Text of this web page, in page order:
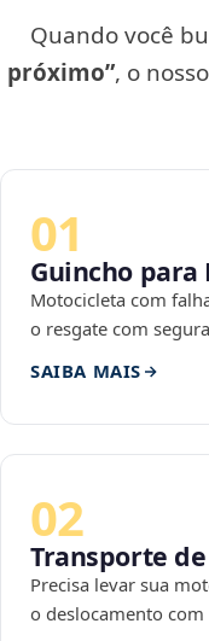
Quando você
próximo”, o
01
Guincho para
Motocicleta com
o resgate com
SAIBA MAIS
02
Transporte
Precisa levar sua
o deslocamento com